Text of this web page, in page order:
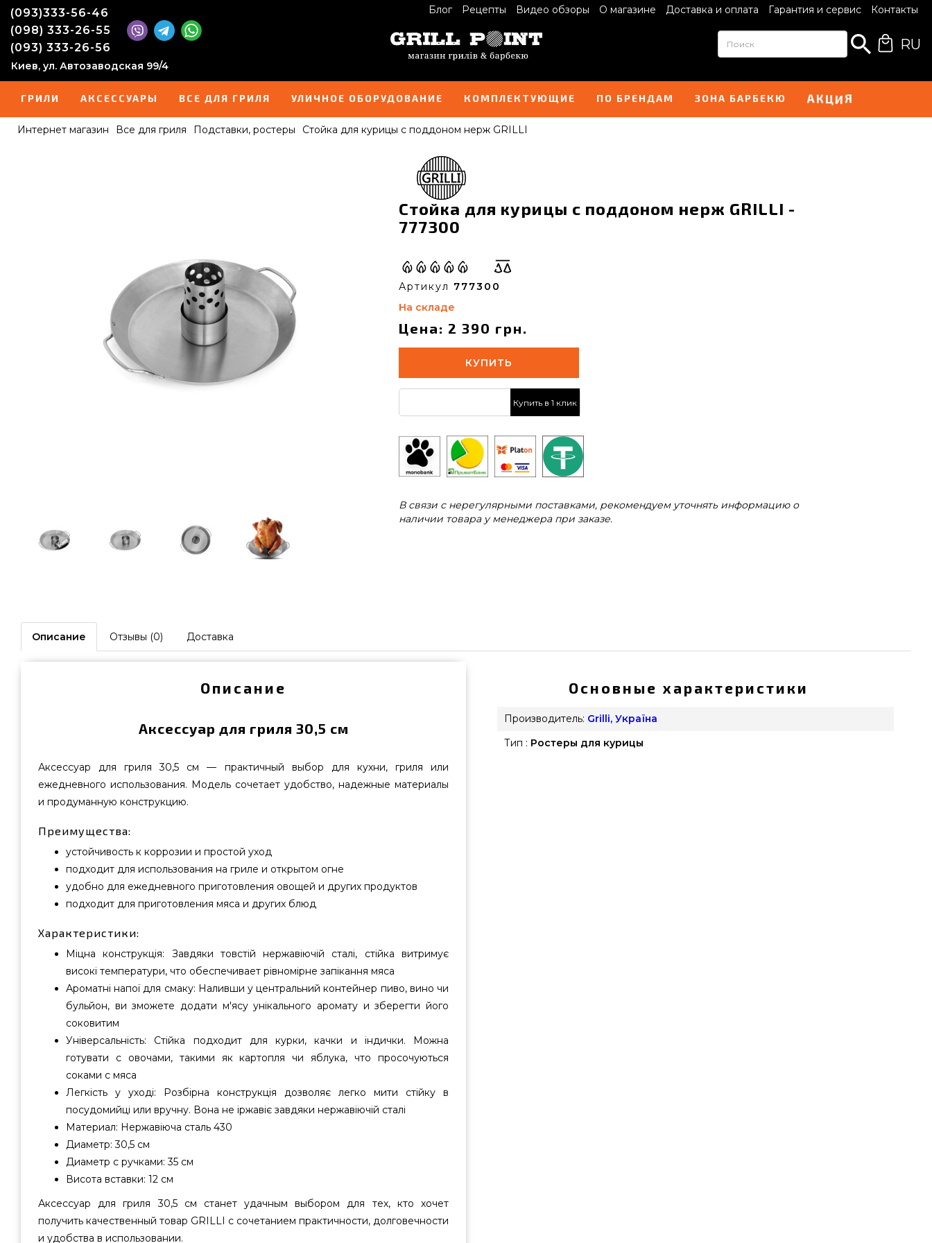
Блог Рецепты Видео обзоры О магазине Доставка и оплата Гарантия и сервис Контакты
(093)333-56-46
(098) 333-26-55
(093) 333-26-56
Киев, ул. Автозаводская 99/4
RU
ГРИЛИ АКСЕССУАРЫ ВСЕ ДЛЯ ГРИЛЯ УЛИЧНОЕ ОБОРУДОВАНИЕ КОМПЛЕКТУЮЩИЕ ПО БРЕНДАМ ЗОНА БАРБЕКЮ АКЦИЯ
Интернет магазин Все для гриля Подставки, ростеры Стойка для курицы с поддоном нерж GRILLI
Стойка для курицы с поддоном нерж GRILLI -
777300
Артикул 777300
На складе
Цена: 2 390 грн.
КУПИТЬ
Купить в 1 клик
В связи с нерегулярными поставками, рекомендуем уточнять информацию о
наличии товара у менеджера при заказе.
Описание Отзывы (0) Доставка
Описание
Аксессуар для гриля 30,5 см
Аксессуар для гриля 30,5 см — практичный выбор для кухни, гриля или
ежедневного использования. Модель сочетает удобство, надежные материалы
и продуманную конструкцию.
Преимущества:
устойчивость к коррозии и простой уход
подходит для использования на гриле и открытом огне
удобно для ежедневного приготовления овощей и других продуктов
подходит для приготовления мяса и других блюд
Характеристики:
Міцна конструкція: Завдяки товстій нержавіючій сталі, стійка витримує
високі температури, что обеспечивает рівномірне запікання мяса
Ароматні напої для смаку: Наливши у центральний контейнер пиво, вино чи
бульйон, ви зможете додати м'ясу унікального аромату и зберегти його
соковитим
Універсальність: Стійка подходит для курки, качки и індички. Можна
готувати с овочами, такими як картопля чи яблука, что просочуються
соками с мяса
Легкість у уході: Розбірна конструкція дозволяє легко мити стійку в
посудомийці или вручну. Вона не іржавіє завдяки нержавіючій сталі
Материал: Нержавіюча сталь 430
Диаметр: 30,5 см
Диаметр с ручками: 35 см
Висота вставки: 12 см
Аксессуар для гриля 30,5 см станет удачным выбором для тех, кто хочет
получить качественный товар GRILLI с сочетанием практичности, долговечности
и удобства в использовании.
Основные характеристики
Производитель: Grilli, Україна
Тип : Ростеры для курицы